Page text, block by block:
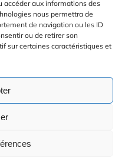
accéder aux informations des
nous permettra de
de navigation ou les ID
ou de retirer son
sur certaines caractéristiques et
Builder par